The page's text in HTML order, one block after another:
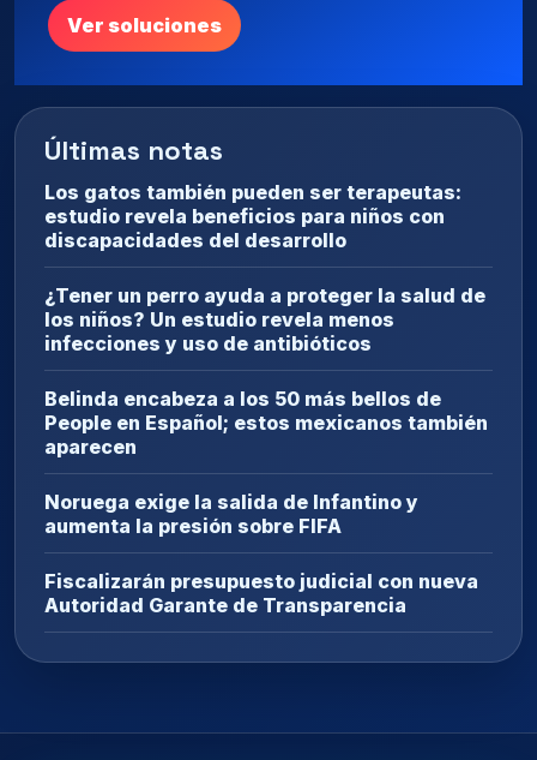
Ver soluciones
Últimas notas
Los gatos también pueden ser terapeutas:
estudio revela beneficios para niños con
discapacidades del desarrollo
¿Tener un perro ayuda a proteger la salud de
los niños? Un estudio revela menos
infecciones y uso de antibióticos
Belinda encabeza a los 50 más bellos de
People en Español; estos mexicanos también
aparecen
Noruega exige la salida de Infantino y
aumenta la presión sobre FIFA
Fiscalizarán presupuesto judicial con nueva
Autoridad Garante de Transparencia